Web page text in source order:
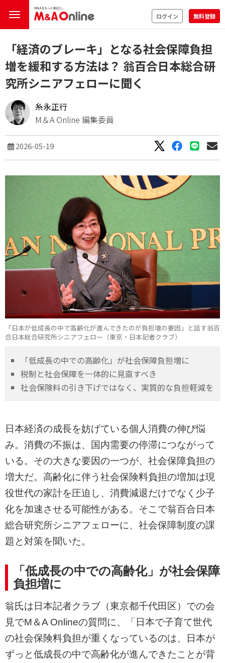
ログイン 無料登録
「経済のブレーキ」となる社会保障負担
増を緩和する方法は？ 翁百合日本総合研
究所シニアフェローに聞く
糸永正行
M＆A Online 編集委員
2026-05-19
「日本が低成長の中で高齢化が進んできたのが負担増の要因」と話す翁百
合日本総合研究所シニアフェロー（東京・日本記者クラブ）
「低成長の中での高齢化」が社会保障負担増に
税制と社会保障を一体的に見直すべき
社会保険料の引き下げではなく、実質的な負担軽減を
日本経済の成長を妨げている個人消費の伸び悩
み。消費の不振は、国内需要の停滞につながって
いる。その大きな要因の一つが、社会保障負担の
増大だ。高齢化に伴う社会保険料負担の増加は現
役世代の家計を圧迫し、消費減退だけでなく少子
化を加速させる可能性がある。そこで翁百合日本
総合研究所シニアフェローに、社会保障制度の課
題と対策を聞いた。
「低成長の中での高齢化」が社会保障
負担増に
翁氏は日本記者クラブ（東京都千代田区）での会
見でM＆A Onlineの質問に、「日本で子育て世代
の社会保険料負担が重くなっているのは、日本が
ずっと低成長の中で高齢化が進んできたことが背